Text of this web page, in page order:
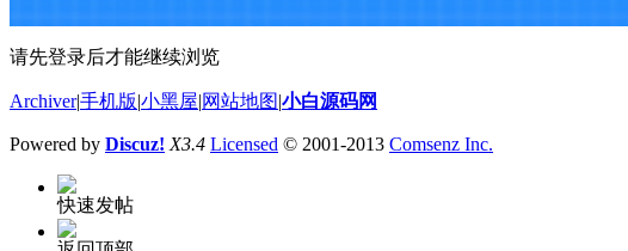
请先登录后才能继续浏览
Archiver|手机版 小黑屋 网站地图 小白源码网
Powered by Discuz! X3.4 Licensed © 2001-2013 Comsenz Inc.
快速发帖